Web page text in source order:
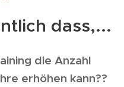
dass,...
die Anzahl
erhöhen kann??